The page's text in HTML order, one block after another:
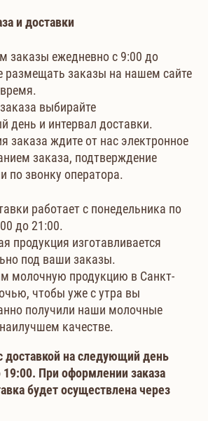
и доставки
заказы ежедневно с 9:00 до
заказы на нашем сайте
выбирайте
день и интервал доставки.
заказа ждите от нас электронное
заказа, подтверждение
по звонку оператора.
работает с понедельника по
до 21:00.
продукция изготавливается
под ваши заказы.
молочную продукцию в Санкт-
чтобы уже с утра вы
получили наши молочные
качестве.
доставкой на следующий день
При оформлении заказа
будет осуществлена через